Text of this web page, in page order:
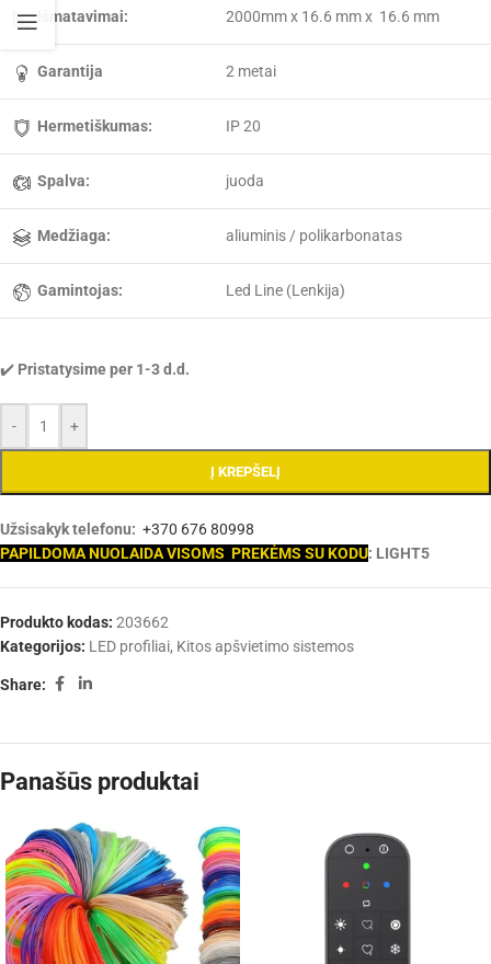
Išmatavimai: 2000mm x 16.6 mm x 16.6 mm
Garantija 2 metai
Hermetiškumas: IP 20
Spalva: juoda
Medžiaga: aliuminis / polikarbonatas
Gamintojas: Led Line (Lenkija)
✔️ Pristatysime per 1-3 d.d.
- +
Į KREPŠELĮ
Užsisakyk telefonu: +370 676 80998
PAPILDOMA NUOLAIDA VISOMS PREKĖMS SU KODU: LIGHT5
Produkto kodas: 203662
Kategorijos: LED profiliai, Kitos apšvietimo sistemos
Share:
Panašūs produktai